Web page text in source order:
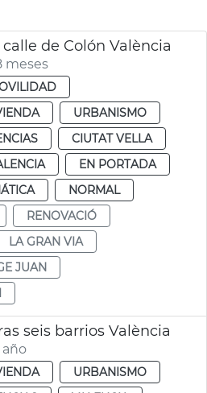
de Colón València
meses
URBANISMO
CIUTAT VELLA
EN PORTADA
NORMAL
RENOVACIÓ
LA GRAN VIA
JUAN
seis barrios València
URBANISMO